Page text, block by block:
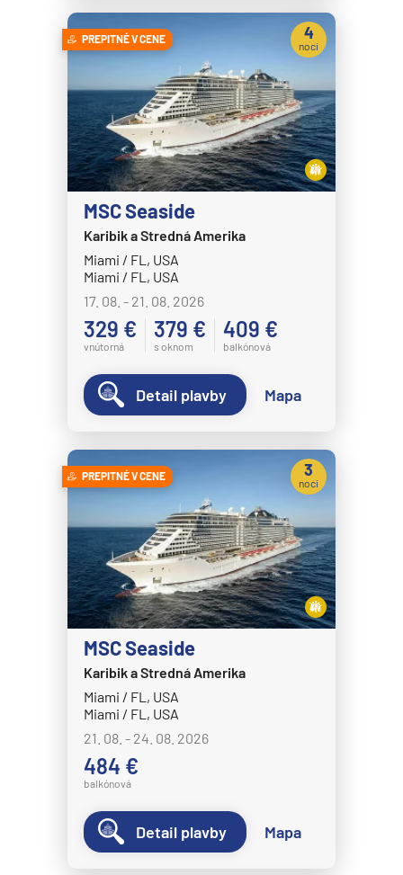
PREPITNÉ V CENE
MSC Seaside
Karibik a Stredná Amerika
Miami / FL, USA
Miami / FL, USA
17. 08. - 21. 08. 2026
329 €
vnútorná
379 €
s oknom
409 €
balkónová
4
noci
Detail plavby Mapa
PREPITNÉ V CENE
MSC Seaside
Karibik a Stredná Amerika
Miami / FL, USA
Miami / FL, USA
21. 08. - 24. 08. 2026
484 €
balkónová
3
noci
Detail plavby Mapa